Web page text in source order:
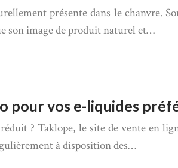
présente dans le chanvre.
son image de produit naturel et…
pour vos e-liquides
? Taklope, le site de vente en
à disposition des…